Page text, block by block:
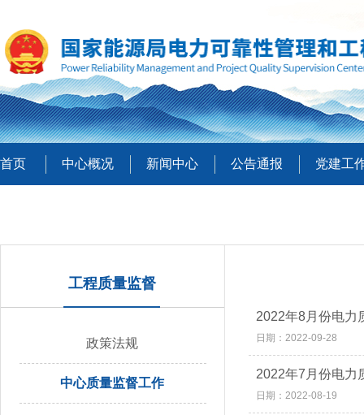
首页 中心概况 新闻中心 公告通报 党建工
工程质量监督
政策法规
中心质量监督工作
2022年8月份电力
日期：2022-09-28
2022年7月份电力
日期：2022-08-19